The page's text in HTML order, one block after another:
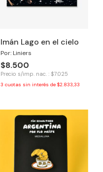
Imán Lago en el cielo
Por: Liniers
$8.500
Precio s/imp. nac. : $7.025
3 cuotas sin interés de $2.833,33